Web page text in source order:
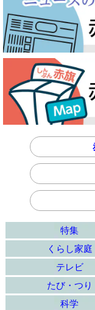
特集
くらし家庭
テレビ
たび・つり
科学